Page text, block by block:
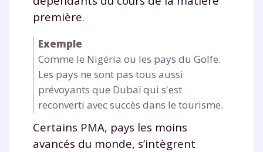
première.
Exemple
Comme le Nigéria ou les pays du Golfe.
Les pays ne sont pas tous aussi
prévoyants que Dubaï qui s'est
reconverti avec succès dans le tourisme.
Certains PMA, pays les moins
avancés du monde, s’intègrent